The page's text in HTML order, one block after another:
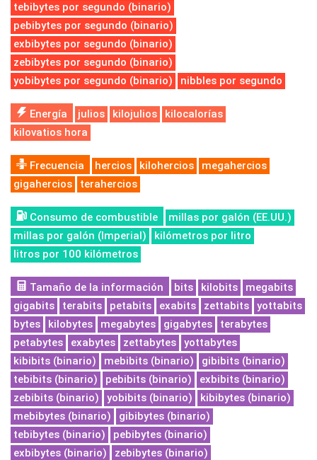
tebibytes por segundo (binario)
pebibytes por segundo (binario)
exbibytes por segundo (binario)
zebibytes por segundo (binario)
yobibytes por segundo (binario)
nibbles por segundo
Energía julios kilojulios
kilocalorías
kilovatios hora
Frecuencia hercios kilohercios
megahercios
gigahercios
terahercios
Consumo de combustible
millas por galón (EE.UU.)
millas por galón (Imperial)
kilómetros por litro
litros por 100 kilómetros
Tamaño de la información bits kilobits
megabits
gigabits
terabits petabits exabits zettabits
yottabits
bytes
kilobytes megabytes gigabytes
terabytes
petabytes
exabytes zettabytes
yottabytes
kibibits (binario)
mebibits (binario)
gibibits (binario)
tebibits (binario)
pebibits (binario)
exbibits (binario)
zebibits (binario)
yobibits (binario)
kibibytes (binario)
mebibytes (binario)
gibibytes (binario)
tebibytes (binario)
pebibytes (binario)
exbibytes (binario)
zebibytes (binario)